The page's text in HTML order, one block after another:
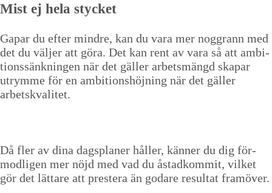
Mist ej hela stycket
Gapar du efter min­dre, kan du vara mer nog­grann med
det du väl­jer att göra. Det kan rent av vara så att ambi­
tion­ssänknin­gen när det gäller arbetsmängd ska­par
utrymme för en ambi­tion­shöjn­ing när det gäller
arbetskvalitet.
Då fler av dina dags­plan­er håller, kän­ner du dig för­
mod­li­gen mer nöjd med vad du åstad­kom­mit, vilket
gör det lättare att prestera än godare resul­tat framöver.